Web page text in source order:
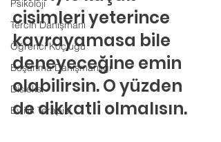
Psikoloji
Tercih Danışmanı
Öğrenci Koçluğu
Boşanma Danışmanlığı
Disleksi
Evlilik Terapisi
cisimleri yeterince
kavrayamasa bile
deneyeceğine emin
olabilirsin. O yüzden
de dikkatli olmalısın.